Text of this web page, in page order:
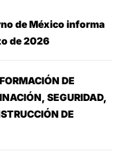
de México informa
de 2026
DE
SEGURIDAD,
DE